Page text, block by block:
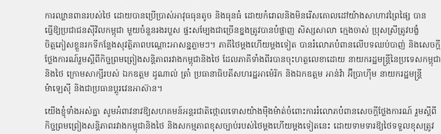
ការឈ្លានពានរបស់ថៃ ដោយបានប្រើប្រាស់អាវុធធុនតូច និងធុនធំ ដោយកំរោលនិងមិនរើសគោលដៅយ៉ាងសាហាវព្រៃផ្សៃ បាន
ធ្វើឱ្យប្រជាជនស៊ីវិលកម្ពុជា មួយចំនួនរងរបួស ផ្ទះសម្បែងជាច្រើនខ្នងត្រូវបានបំផ្លាញ សិស្សសាលា ក្មេងចាស់ ប្រុសស្រីត្រូវបង្ខំ
ចិត្តភៀសខ្លួនរកទីកន្លែងសុវត្ថិភាពបណ្តោះអាសន្នភ្លាមៗ។ ភាគីថៃម្តងហើយម្តងទៀត បានរំលោភបំពានលើបទឈប់បាញ់ និងសេចក្តី
ថ្លែងការណ៍រួមស្ដីពីកិច្ចព្រមព្រៀងសន្តិភាពរវាងកម្ពុជានិងថៃ ដែលភាគីទាំងពីរបានចុះហត្ថលេខាដោយ នាយករដ្ឋមន្ត្រីនៃប្រទេសកម្ពុជា
និងថៃ ក្រោមសាក្សីរបស់ ឯកឧត្តម ដូណាល់ ត្រាំ ប្រធានាធិបតីសហរដ្ឋអាម៉េរិក និងឯកឧត្តម អាន់វ៉ា អ៊ីប្រាហ៊ីម នាយករដ្ឋមន្ត្រី
ម៉ាឡេស៊ី និងជាប្រធានប្តូរវេនអាស៊ាន។
យើងខ្ញុំទាំងអស់គ្នា សូមអំពាវនាវឱ្យសហគមន៍អន្តរជាតិថ្កោលទោសយ៉ាងម៉ឺងម៉ាត់ចំពោះការរំលោភបំពានសេចក្ដីថ្លែងការណ៍ រួមស្តីពី
កិច្ចព្រមព្រៀងសន្តិភាពរវាងកម្ពុជានិងថៃ និងសកម្មភាពខុសច្បាប់របស់ថៃម្តងហើយម្តងទៀតនេះ ដោយទាមទារឱ្យថៃទទួលខុសត្រូវ